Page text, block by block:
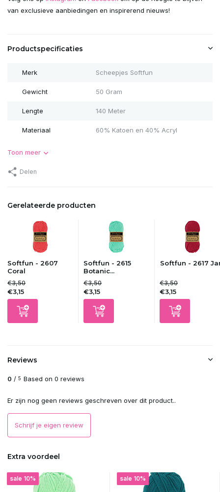
van exclusieve aanbiedingen en inspirerend nieuws!
Productspecificaties
Merk Scheepjes Softfun
Gewicht 50 Gram
Lengte 140 Meter
Materiaal 60% Katoen en 40% Acryl
Toon meer
Delen
Gerelateerde producten
Softfun - 2607
Coral
€3,50
€3,15
Softfun - 2615
Botanic...
€3,50
€3,15
Softfun - 2617
€3,50
€3,15
Reviews
0 / 5 Based on 0 reviews
Er zijn nog geen reviews geschreven over dit product..
Schrijf je eigen review
Extra voordeel
sale 10% sale 10%